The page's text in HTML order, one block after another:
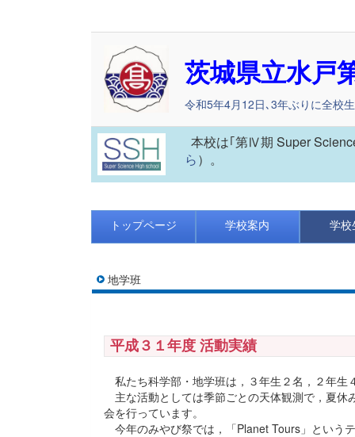
茨城県立水戸
令和5年4月12日､3年ぶりに全校
本校は｢第Ⅳ期 Super
ら）。
トップページ 学校案内 学校
地学班
平成３１年度 活動実績
私たち科学部・地学班は，３年生２名，２年生
主な活動としては季節ごとの天体観測で，夏休
会を行っています。
今年のみやび祭では，「Planet Tours」という